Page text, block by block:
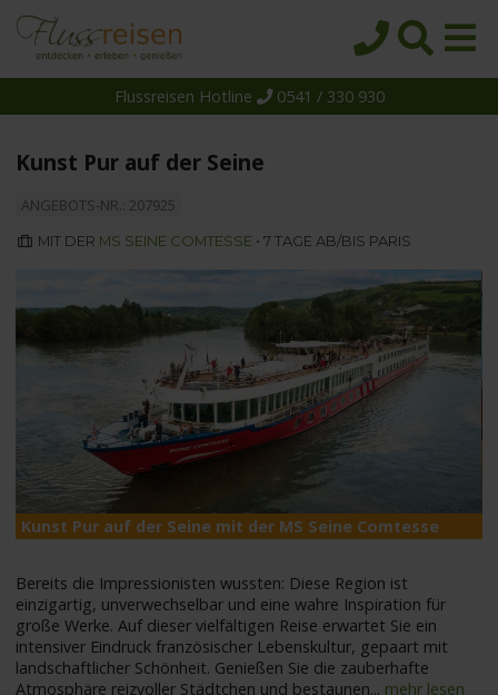
Schiffe
Über uns
Suche
Flussreisen Hotline 0541 / 330 930
Kunst Pur auf der Seine
ANGEBOTS-NR.: 207925
MIT DER MS SEINE COMTESSE • 7 TAGE AB/BIS PARIS
Kunst Pur auf der Seine mit der MS Seine Comtesse
Bereits die Impressionisten wussten: Diese Region ist
einzigartig, unverwechselbar und eine wahre Inspiration für
große Werke. Auf dieser vielfältigen Reise erwartet Sie ein
intensiver Eindruck französischer Lebenskultur, gepaart mit
landschaftlicher Schönheit. Genießen Sie die zauberhafte
Atmosphäre reizvoller Städtchen und bestaunen... mehr lesen